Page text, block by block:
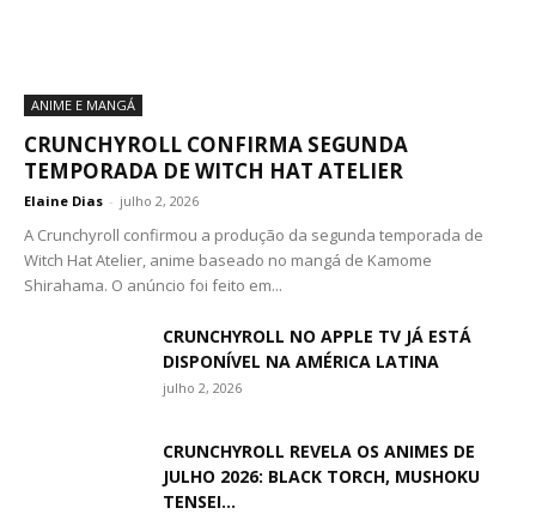
ANIME E MANGÁ
CRUNCHYROLL CONFIRMA SEGUNDA
TEMPORADA DE WITCH HAT ATELIER
Elaine Dias - julho 2, 2026
A Crunchyroll confirmou a produção da segunda temporada de
Witch Hat Atelier, anime baseado no mangá de Kamome
Shirahama. O anúncio foi feito em...
CRUNCHYROLL NO APPLE TV JÁ ESTÁ
DISPONÍVEL NA AMÉRICA LATINA
julho 2, 2026
CRUNCHYROLL REVELA OS ANIMES DE
JULHO 2026: BLACK TORCH, MUSHOKU
TENSEI...